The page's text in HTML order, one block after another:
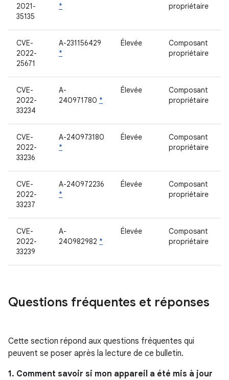
2021-
35135
*
propriétaire
CVE-
2022-
25671
A-231156429
*
Élevée
Composant
propriétaire
CVE-
2022-
33234
A-
240971780 *
Élevée
Composant
propriétaire
CVE-
2022-
33236
A-240973180
*
Élevée
Composant
propriétaire
CVE-
2022-
33237
A-240972236
*
Élevée
Composant
propriétaire
CVE-
2022-
33239
A-
240982982 *
Élevée
Composant
propriétaire
Questions fréquentes et réponses
Cette section répond aux questions fréquentes qui
peuvent se poser après la lecture de ce bulletin.
1. Comment savoir si mon appareil a été mis à jour